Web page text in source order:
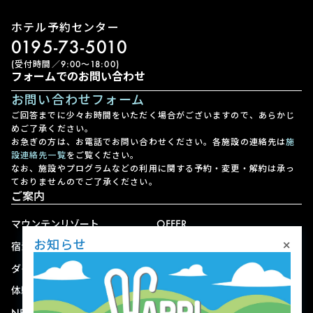
ホテル予約センター
0195-73-5010
(受付時間／9:00〜18:00)
フォームでのお問い合わせ
お問い合わせフォーム
ご回答までに少々お時間をいただく場合がございますので、あらかじ
めご了承ください。
お急ぎの方は、お電話でお問い合わせください。各施設の連絡先は施
設連絡先一覧をご覧ください。
なお、施設やプログラムなどの利用に関する予約・変更・解約は承っ
ておりませんのでご了承ください。
ご案内
マウンテンリゾート
宿泊
ダイニング
体験
OFFER
ショップ
お知らせ ×